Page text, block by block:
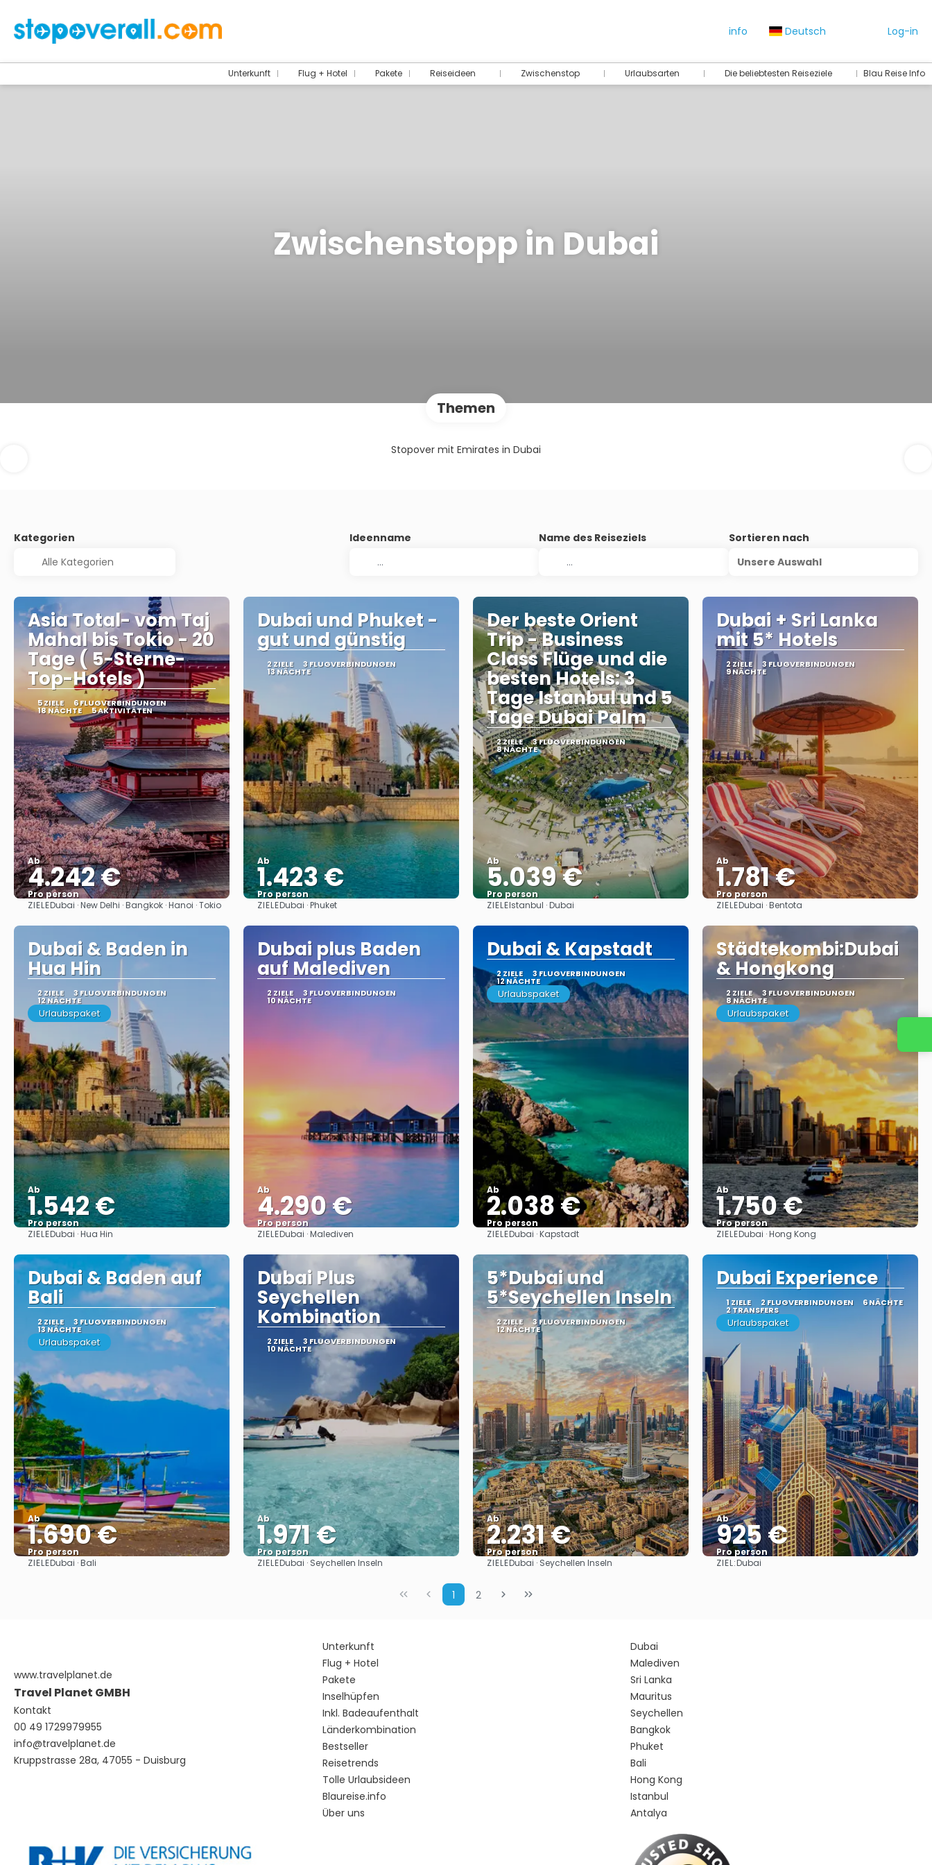
info Deutsch Log-in
Unterkunft Flug + Hotel Pakete Reiseideen Zwischenstop Urlaubsarten Die beliebtesten Reiseziele Blau Reise Info
Zwischenstopp in Dubai
Themen
Stopover mit Emirates in Dubai
Kategorien Ideenname Name des Reiseziels
Sortieren nach
Unsere Auswahl
Asia Total- vom Taj
Mahal bis Tokio - 20
Tage ( 5-Sterne-
Top-Hotels )
5 ZIELE 6 FLUGVERBINDUNGEN
18 NÄCHTE 5 AKTIVITÄTEN
Ab
4.242 €
Pro person
Sehen
ZIELEDubai · New Delhi · Bangkok · Hanoi · Tokio
Dubai und Phuket -
gut und günstig
2 ZIELE 3 FLUGVERBINDUNGEN
13 NÄCHTE
Ab
1.423 €
Pro person
Sehen
ZIELEDubai · Phuket
Der beste Orient
Trip - Business
Class Flüge und die
besten Hotels: 3
Tage Istanbul und 5
Tage Dubai Palm
2 ZIELE 3 FLUGVERBINDUNGEN
8 NÄCHTE
Ab
5.039 €
Pro person
Sehen
ZIELEIstanbul · Dubai
Dubai + Sri Lanka
mit 5* Hotels
2 ZIELE 3 FLUGVERBINDUNGEN
9 NÄCHTE
Ab
1.781 €
Pro person
Sehen
ZIELEDubai · Bentota
Dubai & Baden in
Hua Hin
2 ZIELE 3 FLUGVERBINDUNGEN
12 NÄCHTE
Urlaubspaket
Ab
1.542 €
Pro person
Sehen
ZIELEDubai · Hua Hin
Dubai plus Baden
auf Malediven
2 ZIELE 3 FLUGVERBINDUNGEN
10 NÄCHTE
Ab
4.290 €
Pro person
Sehen
ZIELEDubai · Malediven
Dubai & Kapstadt
2 ZIELE 3 FLUGVERBINDUNGEN
12 NÄCHTE
Urlaubspaket
Ab
2.038 €
Pro person
Sehen
ZIELEDubai · Kapstadt
Städtekombi:Dubai
& Hongkong
2 ZIELE 3 FLUGVERBINDUNGEN
8 NÄCHTE
Urlaubspaket
Ab
1.750 €
Pro person
Sehen
ZIELEDubai · Hong Kong
Dubai & Baden auf
Bali
2 ZIELE 3 FLUGVERBINDUNGEN
13 NÄCHTE
Urlaubspaket
Ab
1.690 €
Pro person
ZIELEDubai · Bali
Dubai Plus
Seychellen
Kombination
2 ZIELE 3 FLUGVERBINDUNGEN
10 NÄCHTE
Ab
1.971 €
Pro person
Sehen
ZIELEDubai · Seychellen Inseln
5*Dubai und
5*Seychellen Inseln
2 ZIELE 3 FLUGVERBINDUNGEN
12 NÄCHTE
Ab
2.231 €
Pro person
Sehen
ZIELEDubai · Seychellen Inseln
Dubai Experience
1 ZIELE 2 FLUGVERBINDUNGEN 6 NÄCHTE
2 TRANSFERS
Urlaubspaket
Ab
925 €
Pro person
ZIEL:Dubai
1 2
www.travelplanet.de
Travel Planet GMBH
Kontakt
00 49 1729979955
info@travelplanet.de
Kruppstrasse 28a, 47055 - Duisburg
Unterkunft
Flug + Hotel
Pakete
Inselhüpfen
Inkl. Badeaufenthalt
Länderkombination
Bestseller
Reisetrends
Tolle Urlaubsideen
Blaureise.info
Über uns
Dubai
Malediven
Sri Lanka
Mauritus
Seychellen
Bangkok
Phuket
Bali
Hong Kong
Istanbul
Antalya
Kontaktieren Sie uns